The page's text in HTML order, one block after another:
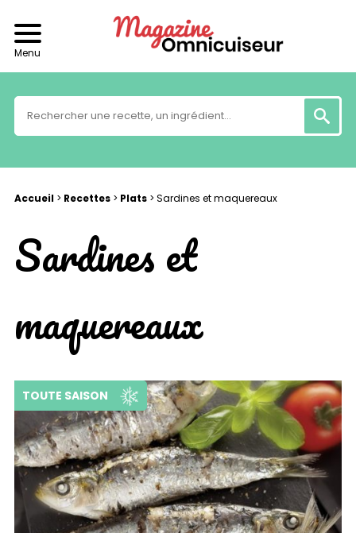
Menu
Accueil> Recettes> Plats> Sardines et maquereaux
Sardines et
maquereaux
TOUTE SAISON